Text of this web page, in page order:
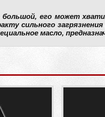
его может
сильного
масло,